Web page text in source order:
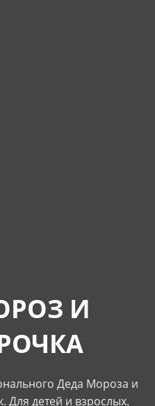
И
Деда Мороза и
Для детей и взрослых.